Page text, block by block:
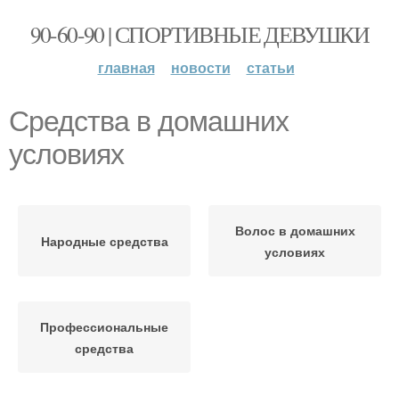
90-60-90 | СПОРТИВНЫЕ ДЕВУШКИ
главная новости статьи
Средства в домашних
условиях
Народные средства
Волос в домашних
условиях
Профессиональные
средства